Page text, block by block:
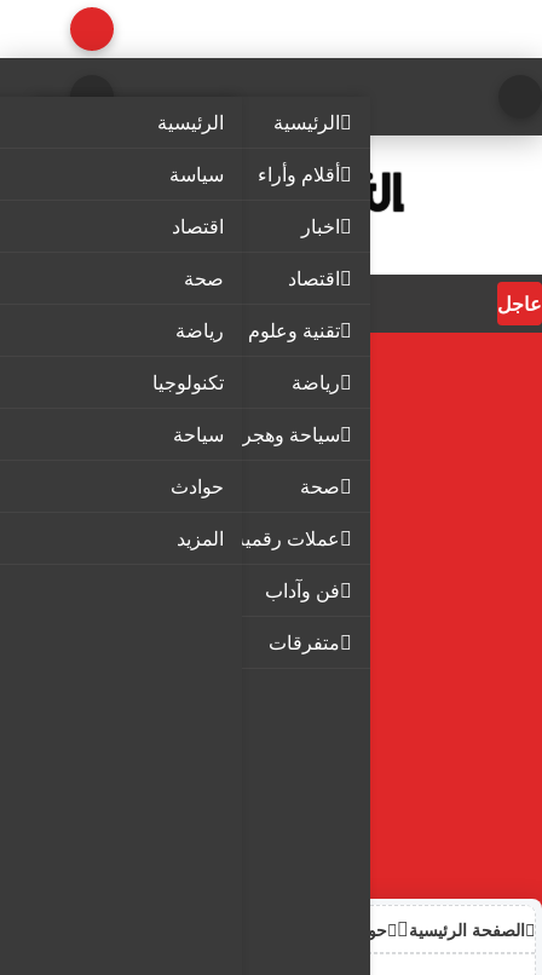
الرئيسية
أقلام وأراء
اخبار
اقتصاد
تقنية وعلوم
رياضة
سياحة وهجرة
صحة
عملات رقمية
فن وآداب
متفرقات
الرئيسية
سياسة
اقتصاد
صحة
رياضة
تكنولوجيا
سياحة
حوادث
المزيد
عاجل
الصفحة الرئيسية حوادث